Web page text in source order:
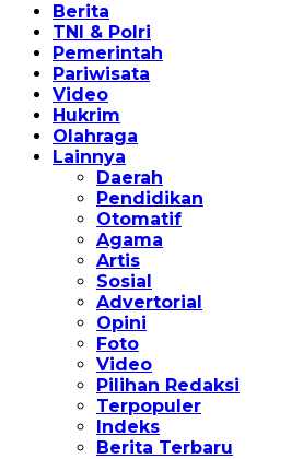
Berita
TNI & Polri
Pemerintah
Pariwisata
Video
Hukrim
Olahraga
Lainnya
Daerah
Pendidikan
Otomatif
Agama
Artis
Sosial
Advertorial
Opini
Foto
Video
Pilihan Redaksi
Terpopuler
Indeks
Berita Terbaru